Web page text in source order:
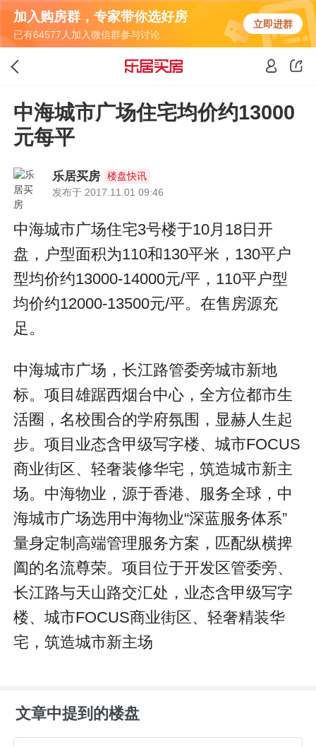
加入购房群，专家带你选好房
已有64577人加入微信群参与讨论
立即进群
中海城市广场住宅均价约13000
元每平
乐居买房
楼盘快讯
发布于 2017.11.01 09:46
中海城市广场住宅3号楼于10月18日开
盘，户型面积为110和130平米，130平户
型均价约13000-14000元/平，110平户型
均价约12000-13500元/平。在售房源充
足。
中海城市广场，长江路管委旁城市新地
标。项目雄踞西烟台中心，全方位都市生
活圈，名校围合的学府氛围，显赫人生起
步。项目业态含甲级写字楼、城市FOCUS
商业街区、轻奢装修华宅，筑造城市新主
场。中海物业，源于香港、服务全球，中
海城市广场选用中海物业“深蓝服务体系”
量身定制高端管理服务方案，匹配纵横捭
阖的名流尊荣。项目位于开发区管委旁、
长江路与天山路交汇处，业态含甲级写字
楼、城市FOCUS商业街区、轻奢精装华
宅，筑造城市新主场
文章中提到的楼盘